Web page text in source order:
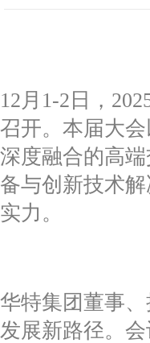
12月1-2日，
召开。本届大
深度融合的高
备与创新技术
实力。
华特集团董事
发展新路径。